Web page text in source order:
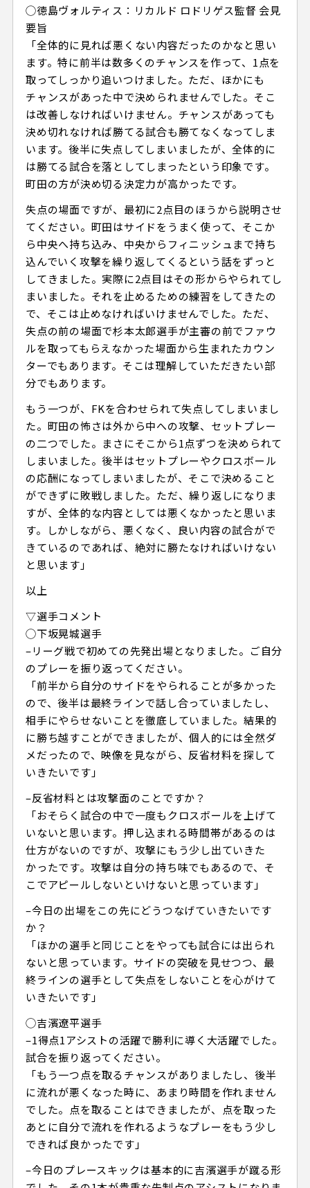
◯徳島ヴォルティス：リカルド ロドリゲス監督 会見
要旨
「全体的に見れば悪くない内容だったのかなと思い
ます。特に前半は数多くのチャンスを作って、1点を
取ってしっかり追いつけました。ただ、ほかにも
チャンスがあった中で決められませんでした。そこ
は改善しなければいけません。チャンスがあっても
決め切れなければ勝てる試合も勝てなくなってしま
います。後半に失点してしまいましたが、全体的に
は勝てる試合を落としてしまったという印象です。
町田の方が決め切る決定力が高かったです。
失点の場面ですが、最初に2点目のほうから説明させ
てください。町田はサイドをうまく使って、そこか
ら中央へ持ち込み、中央からフィニッシュまで持ち
込んでいく攻撃を繰り返してくるという話をずっと
してきました。実際に2点目はその形からやられてし
まいました。それを止めるための練習をしてきたの
で、そこは止めなければいけませんでした。ただ、
失点の前の場面で杉本太郎選手が主審の前でファウ
ルを取ってもらえなかった場面から生まれたカウン
ターでもあります。そこは理解していただきたい部
分でもあります。
もう一つが、FKを合わせられて失点してしまいまし
た。町田の怖さは外から中への攻撃、セットプレー
の二つでした。まさにそこから1点ずつを決められて
しまいました。後半はセットプレーやクロスボール
の応酬になってしまいましたが、そこで決めること
ができずに敗戦しました。ただ、繰り返しになりま
すが、全体的な内容としては悪くなかったと思いま
す。しかしながら、悪くなく、良い内容の試合がで
きているのであれば、絶対に勝たなければいけない
と思います」
以上
▽選手コメント
◯下坂晃城選手
–リーグ戦で初めての先発出場となりました。ご自分
のプレーを振り返ってください。
「前半から自分のサイドをやられることが多かった
ので、後半は最終ラインで話し合っていましたし、
相手にやらせないことを徹底していました。結果的
に勝ち越すことができましたが、個人的には全然ダ
メだったので、映像を見ながら、反省材料を探して
いきたいです」
–反省材料とは攻撃面のことですか？
「おそらく試合の中で一度もクロスボールを上げて
いないと思います。押し込まれる時間帯があるのは
仕方がないのですが、攻撃にもう少し出ていきた
かったです。攻撃は自分の持ち味でもあるので、そ
こでアピールしないといけないと思っています」
–今日の出場をこの先にどうつなげていきたいです
か？
「ほかの選手と同じことをやっても試合には出られ
ないと思っています。サイドの突破を見せつつ、最
終ラインの選手として失点をしないことを心がけて
いきたいです」
◯吉濱遼平選手
–1得点1アシストの活躍で勝利に導く大活躍でした。
試合を振り返ってください。
「もう一つ点を取るチャンスがありましたし、後半
に流れが悪くなった時に、あまり時間を作れません
でした。点を取ることはできましたが、点を取った
あとに自分で流れを作れるようなプレーをもう少し
できれば良かったです」
–今日のプレースキックは基本的に吉濱選手が蹴る形